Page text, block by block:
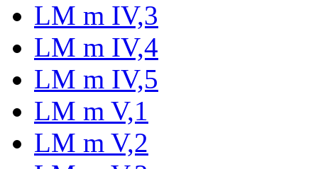
LM m IV,3
LM m IV,4
LM m IV,5
LM m V,1
LM m V,2